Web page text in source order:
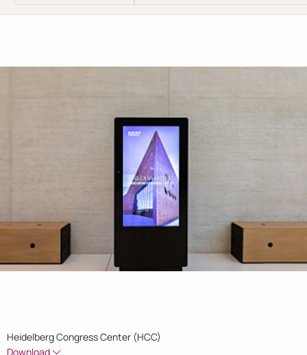
Heidelberg Congress Center (HCC)
Download